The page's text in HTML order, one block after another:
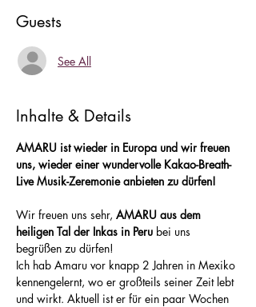
Guests
See All
Inhalte & Details
AMARU ist wieder in Europa und wir freuen
uns, wieder einer wundervolle Kakao-Breath-
Live Musik-Zeremonie anbieten zu dürfen!
Wir freuen uns sehr, AMARU aus dem
heiligen Tal der Inkas in Peru bei uns
begrüßen zu dürfen!
Ich hab Amaru vor knapp 2 Jahren in Mexiko
kennengelernt, wo er großteils seiner Zeit lebt
und wirkt. Aktuell ist er für ein paar Wochen